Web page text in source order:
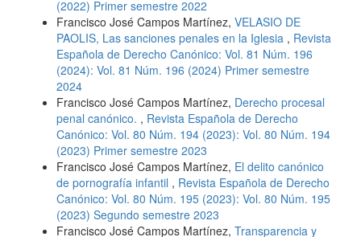
(2022) Primer semestre 2022
Francisco José Campos Martínez, VELASIO DE
PAOLIS, Las sanciones penales en la Iglesia , Revista
Española de Derecho Canónico: Vol. 81 Núm. 196
(2024): Vol. 81 Núm. 196 (2024) Primer semestre
2024
Francisco José Campos Martínez, Derecho procesal
penal canónico. , Revista Española de Derecho
Canónico: Vol. 80 Núm. 194 (2023): Vol. 80 Núm. 194
(2023) Primer semestre 2023
Francisco José Campos Martínez, El delito canónico
de pornografía infantil , Revista Española de Derecho
Canónico: Vol. 80 Núm. 195 (2023): Vol. 80 Núm. 195
(2023) Segundo semestre 2023
Francisco José Campos Martínez, Transparencia y